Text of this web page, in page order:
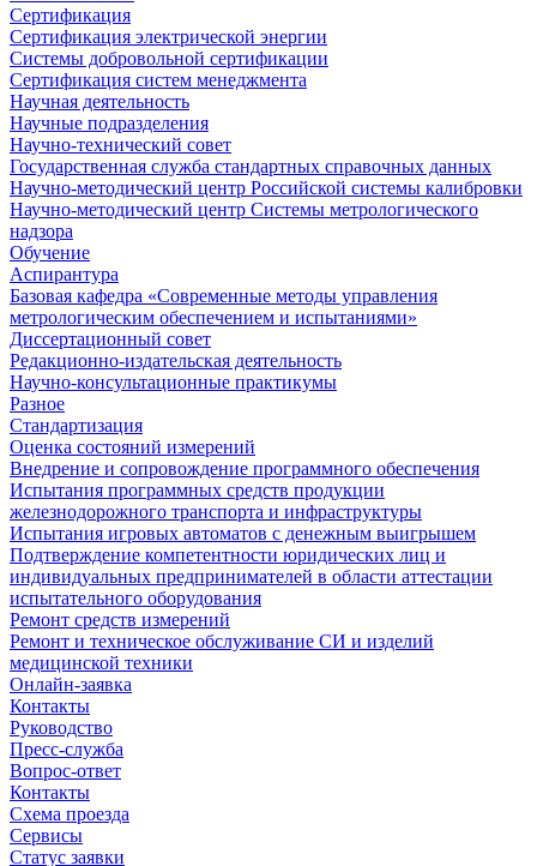
Сертификация
Сертификация электрической энергии
Системы добровольной сертификации
Сертификация систем менеджмента
Научная деятельность
Научные подразделения
Научно-технический совет
Государственная служба стандартных справочных данных
Научно-методический центр Российской системы калибровки
Научно-методический центр Системы метрологического
надзора
Обучение
Аспирантура
Базовая кафедра «Современные методы управления
метрологическим обеспечением и испытаниями»
Диссертационный совет
Редакционно-издательская деятельность
Научно-консультационные практикумы
Разное
Стандартизация
Оценка состояний измерений
Внедрение и сопровождение программного обеспечения
Испытания программных средств продукции
железнодорожного транспорта и инфраструктуры
Испытания игровых автоматов с денежным выигрышем
Подтверждение компетентности юридических лиц и
индивидуальных предпринимателей в области аттестации
испытательного оборудования
Ремонт средств измерений
Ремонт и техническое обслуживание СИ и изделий
медицинской техники
Онлайн-заявка
Контакты
Руководство
Пресс-служба
Вопрос-ответ
Контакты
Схема проезда
Сервисы
Статус заявки